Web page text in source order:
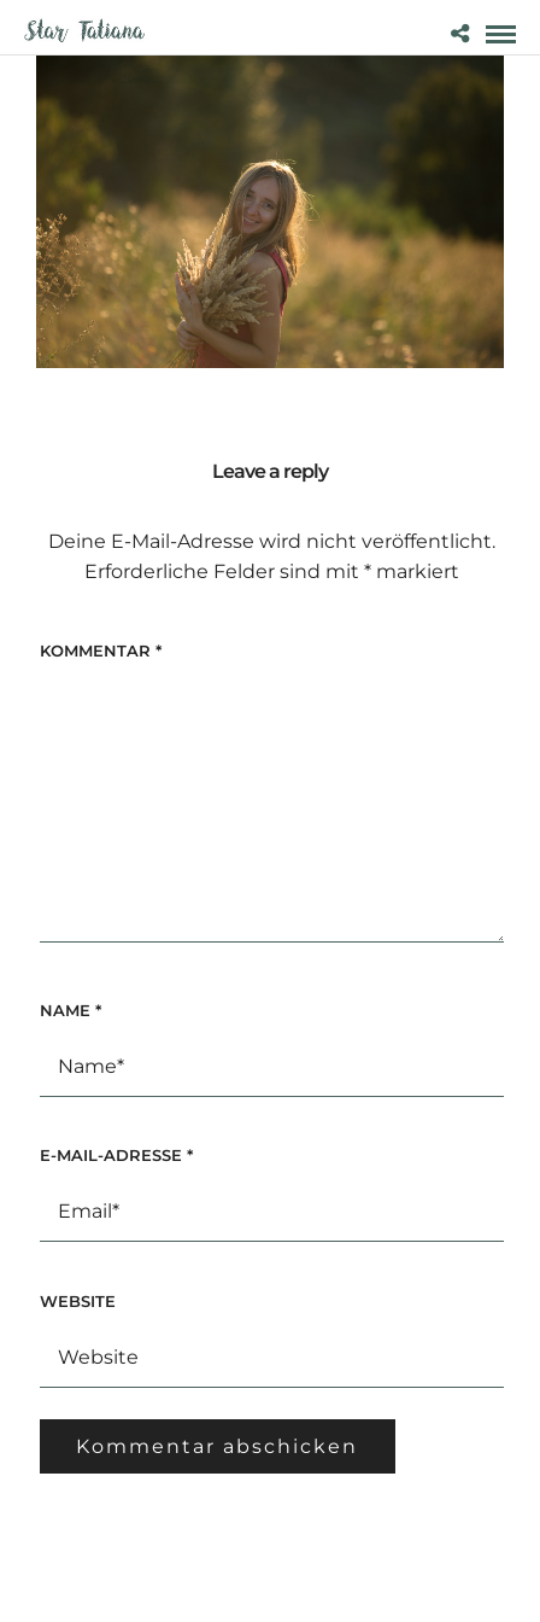
Leave a reply
Deine E-Mail-Adresse wird nicht veröffentlicht.
Erforderliche Felder sind mit *markiert
KOMMENTAR *
NAME *
E-MAIL-ADRESSE *
WEBSITE